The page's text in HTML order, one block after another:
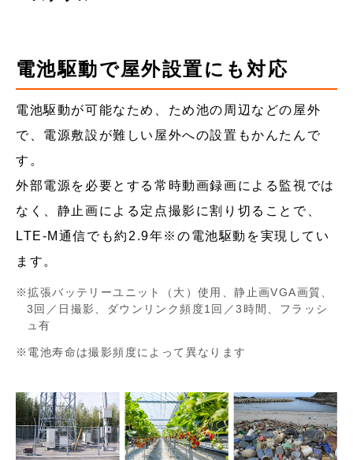
電池駆動で屋外設置にも対応
電池駆動が可能なため、ため池の周辺などの屋外
で、電源敷設が難しい屋外への設置もかんたんで
す。
外部電源を必要とする常時動画録画による監視では
なく、静止画による定点撮影に割り切ることで、
LTE-M通信でも約2.9年※の電池駆動を実現してい
ます。
拡張バッテリーユニット（大）使用、静止画VGA画質、
3回／日撮影、ダウンリンク頻度1回／3時間、フラッシ
ュ有
電池寿命は撮影頻度によって異なります